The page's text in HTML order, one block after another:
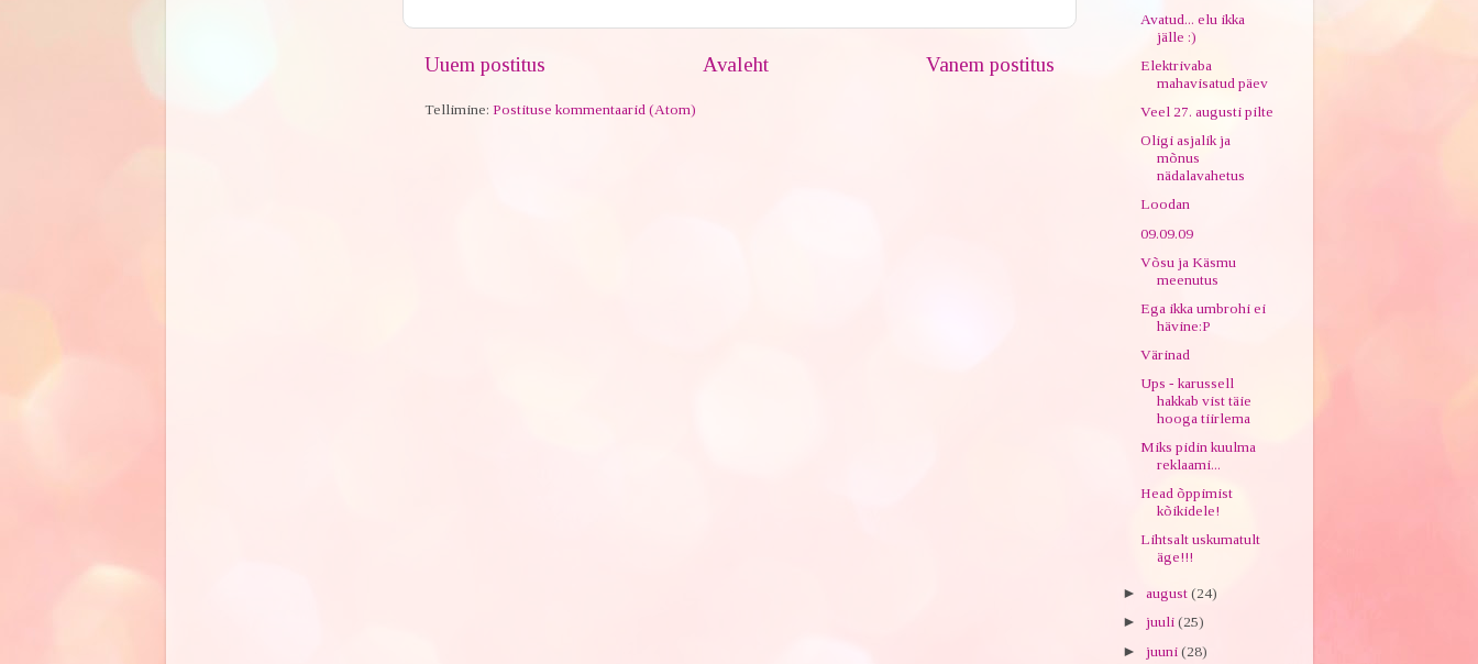
Uuem postitus Vanem postitus
Avaleht
Tellimine: Postituse kommentaarid (Atom)
Avatud... elu ikka
jälle :)
Elektrivaba
mahavisatud päev
Veel 27. augusti pilte
Oligi asjalik ja
mõnus
nädalavahetus
Loodan
09.09.09
Võsu ja Käsmu
meenutus
Ega ikka umbrohi ei
hävine:P
Värinad
Ups - karussell
hakkab vist täie
hooga tiirlema
Miks pidin kuulma
reklaami...
Head õppimist
kõikidele!
Lihtsalt uskumatult
äge!!!
► august (24)
► juuli (25)
► juuni (28)